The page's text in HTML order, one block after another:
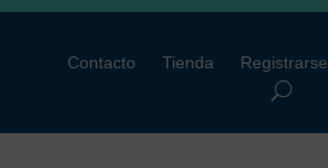
Contacto Tienda Registrarse